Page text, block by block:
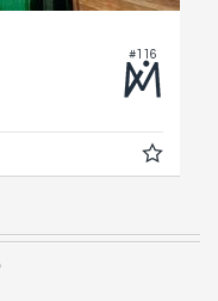
#116